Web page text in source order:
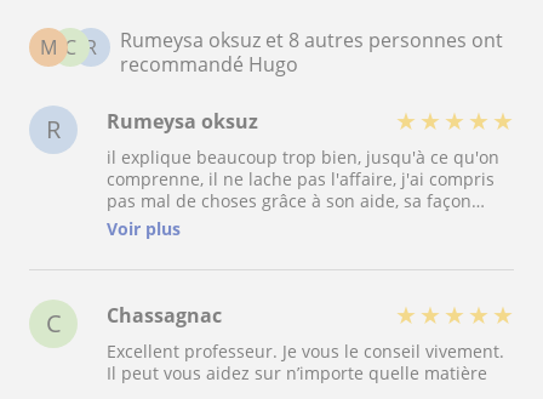
R
C
M
Rumeysa oksuz et 8 autres personnes ont
recommandé Hugo
R Rumeysa oksuz ★ ★ ★ ★ ★
il explique beaucoup trop bien, jusqu'à ce qu'on
comprenne, il ne lache pas l'affaire, j'ai compris
pas mal de choses grâce à son aide, sa façon
d'expliquer et son écoute, il motive beaucoup, je
suis reconnaissante
Voir plus
C Chassagnac ★ ★ ★ ★ ★
Excellent professeur. Je vous le conseil vivement.
Il peut vous aidez sur n’importe quelle matière